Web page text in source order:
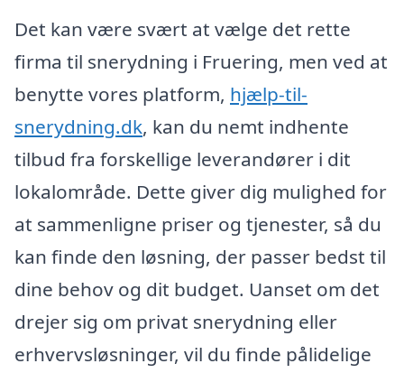
Det kan være svært at vælge det rette
firma til snerydning i Fruering, men ved at
benytte vores platform, hjælp-til-
snerydning.dk, kan du nemt indhente
tilbud fra forskellige leverandører i dit
lokalområde. Dette giver dig mulighed for
at sammenligne priser og tjenester, så du
kan finde den løsning, der passer bedst til
dine behov og dit budget. Uanset om det
drejer sig om privat snerydning eller
erhvervsløsninger, vil du finde pålidelige